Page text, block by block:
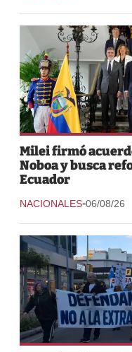
Milei firmó
Noboa y busca
Ecuador
NACIONALES-06/08/26